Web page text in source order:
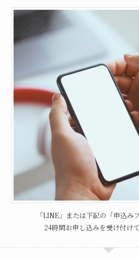
「LINE」または下記の「申込み
24時間お申し込みを受け付けて